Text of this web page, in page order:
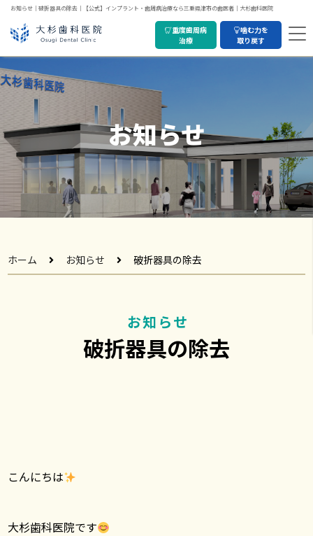
お知らせ｜破折器具の除去｜【公式】インプラント・歯周病治療なら三重県津市の歯医者｜大杉歯科医院
重度歯周病
治療
噛む力を
取り戻す
お知らせ
ホーム お知らせ 破折器具の除去
お知らせ
破折器具の除去
こんにちは
大杉歯科医院です